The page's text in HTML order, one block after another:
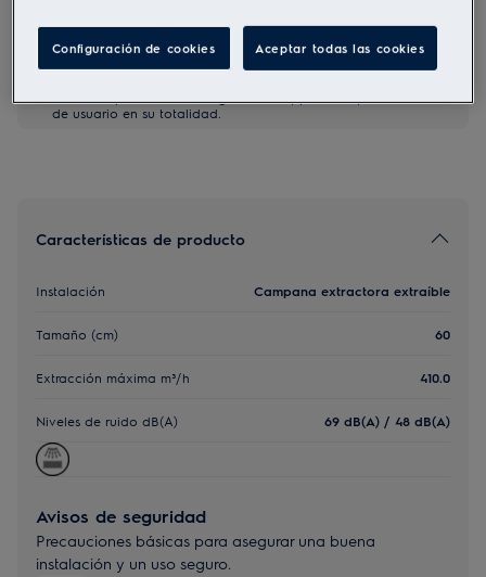
Tanto las instrucciones de seguridad como las precauciones
a tener en cuenta, descritas según la Norma UE 2023/988, se
utilizar su producto con seguridad lea, por favor, el manual
de usuario en su totalidad.
Características de producto
Instalación Campana extractora extraíble
Tamaño (cm) 60
Extracción máxima m³/h 410.0
Niveles de ruido dB(A) 69 dB(A) / 48 dB(A)
Avisos de seguridad
Precauciones básicas para asegurar una buena
instalación y un uso seguro.
Configuración de cookies Aceptar todas las cookies